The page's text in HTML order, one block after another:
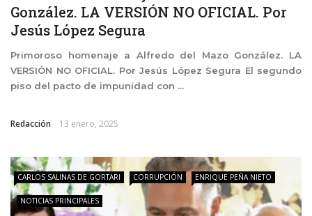
González. LA VERSIÓN NO OFICIAL. Por
Jesús López Segura
Primoroso homenaje a Alfredo del Mazo González. LA
VERSIÓN NO OFICIAL. Por Jesús López Segura El segundo
piso del pacto de impunidad con ...
Redacción 13 enero, 2025
CARLOS SALINAS DE GORTARI CORRUPCIÓN ENRIQUE PEÑA NIETO
NOTICIAS PRINCIPALES